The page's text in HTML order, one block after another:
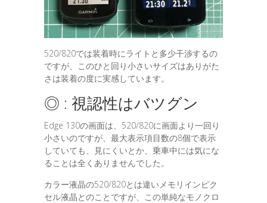
520/820では装着時にライトと多少干渉するの
ですが、このひと回り小さいサイズはありがた
さは装着の度に実感しています。
◎ : 視認性はバツグン
Edge 130の画面は、520/820に画面より一回り
小さいのですが、最大表示項目数の8個で表示
していても、見にくいとか、乗車中には気にな
ることは全くありませんでした。
カラー液晶の520/820とは違いメモリインピク
セル液晶とのことですが、この単純なモノクロ